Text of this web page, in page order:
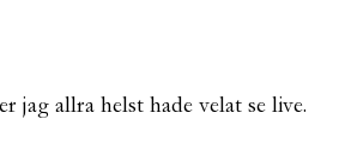
jag allra helst hade velat se live.